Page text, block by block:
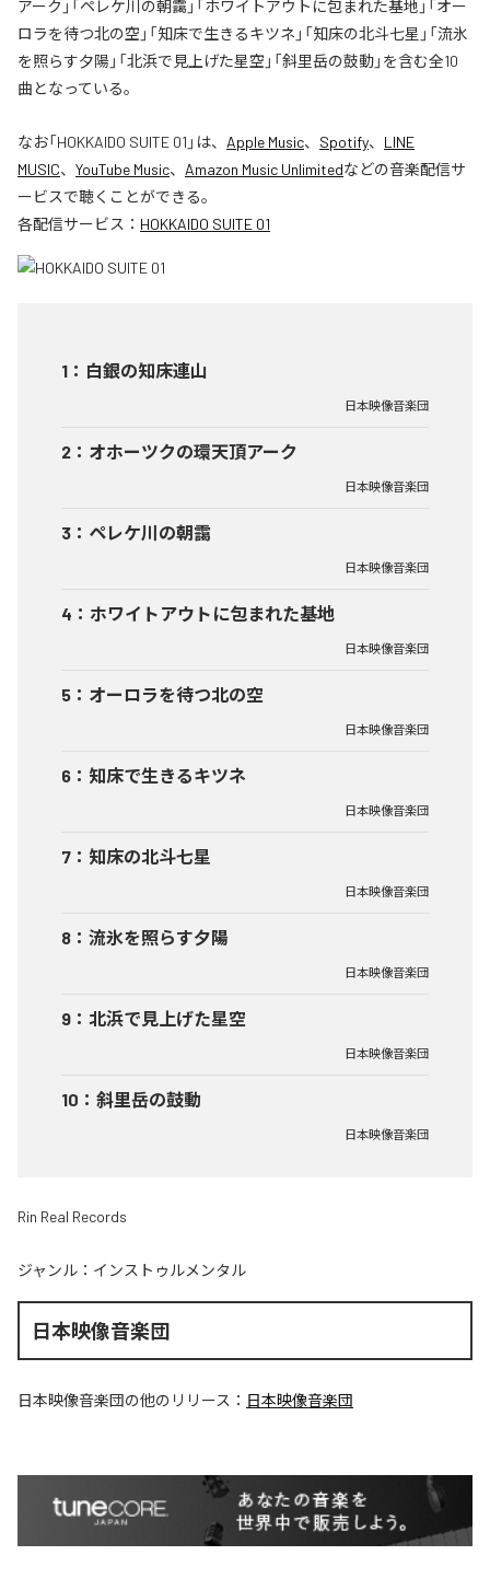
アーク」「ペレケ川の朝靄」「ホワイトアウトに包まれた基地」「オー
ロラを待つ北の空」「知床で生きるキツネ」「知床の北斗七星」「流氷
を照らす夕陽」「北浜で見上げた星空」「斜里岳の鼓動」を含む全10
曲となっている。
なお「HOKKAIDO SUITE 01 」は、 Apple Music、 Spotify、 LINE
MUSIC、 YouTube Music、 Amazon Music Unlimitedなどの音楽配信サ
ービスで聴くことができる。
各配信サービス： HOKKAIDO SUITE 01
1 ： 白銀の知床連山
日本映像音楽団
2 ： オホーツクの環天頂アーク
日本映像音楽団
3 ： ペレケ川の朝靄
日本映像音楽団
4 ： ホワイトアウトに包まれた基地
日本映像音楽団
5 ： オーロラを待つ北の空
日本映像音楽団
6 ： 知床で生きるキツネ
日本映像音楽団
7 ： 知床の北斗七星
日本映像音楽団
8 ： 流氷を照らす夕陽
日本映像音楽団
9 ： 北浜で見上げた星空
日本映像音楽団
10 ： 斜里岳の鼓動
日本映像音楽団
Rin Real Records
ジャンル： インストゥルメンタル
日本映像音楽団
日本映像音楽団の他のリリース： 日本映像音楽団